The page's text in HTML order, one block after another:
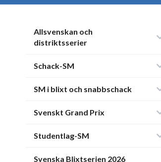
Allsvenskan och
distriktsserier
Schack-SM
SM i blixt och snabbschack
Svenskt Grand Prix
Studentlag-SM
Svenska Blixtserien 2026